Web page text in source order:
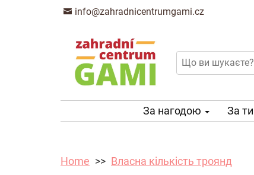
info@zahradnicentrumgami.cz
За нагодою За
Home Власна кількість троянд